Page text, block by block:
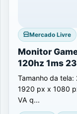
Mercado Livre
Monitor
120hz 1ms
Tamanho da tela:
1920 px x 1080
VA q...